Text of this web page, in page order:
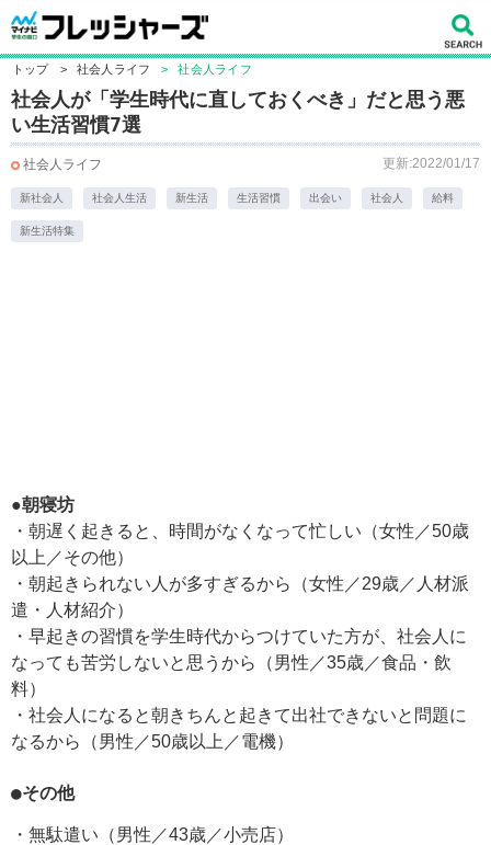
トップ > 社会人ライフ > 社会人ライフ
社会人が「学生時代に直しておくべき」だと思う悪
い生活習慣7選
社会人ライフ 更新:2022/01/17
新社会人 社会人生活 新生活 生活習慣 出会い 社会人 給料
新生活特集
●朝寝坊
・朝遅く起きると、時間がなくなって忙しい（女性／50歳
以上／その他）
・朝起きられない人が多すぎるから（女性／29歳／人材派
遣・人材紹介）
・早起きの習慣を学生時代からつけていた方が、社会人に
なっても苦労しないと思うから（男性／35歳／食品・飲
料）
・社会人になると朝きちんと起きて出社できないと問題に
なるから（男性／50歳以上／電機）
●その他
・無駄遣い（男性／43歳／小売店）